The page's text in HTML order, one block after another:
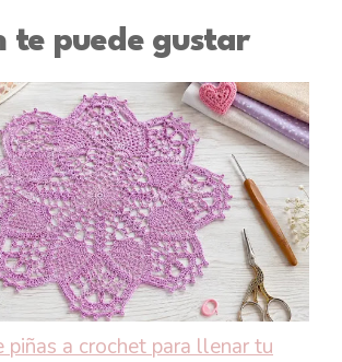
te puede gustar
piñas a crochet para llenar tu